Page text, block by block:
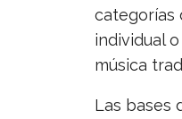
categorías
individual
música
Las bases